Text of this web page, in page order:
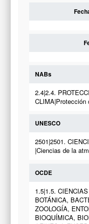
NABs
2.4|2.4.
UNESCO
2501|2501.
|Ciencias de la
OCDE
1.5|1.5.
BOTÁNICA,
ZOOLOGÍA,
BIOQUÍMICA,